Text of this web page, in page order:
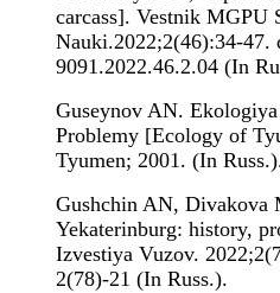
carcass]. Vestnik MGPU
Nauki.2022;2(46):34-47.
9091.2022.46.2.04 (In
Guseynov AN.
Problemy [Ecology of
Tyumen; 2001. (In
Gushchin AN, Divakova
Yekaterinburg: history,
Izvestiya Vuzov.
2(78)-21 (In Russ.).